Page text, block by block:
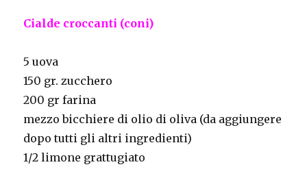
Cialde croccanti (coni)
5 uova
150 gr. zucchero
200 gr farina
mezzo bicchiere di olio di oliva (da aggiungere
dopo tutti gli altri ingredienti)
1/2 limone grattugiato